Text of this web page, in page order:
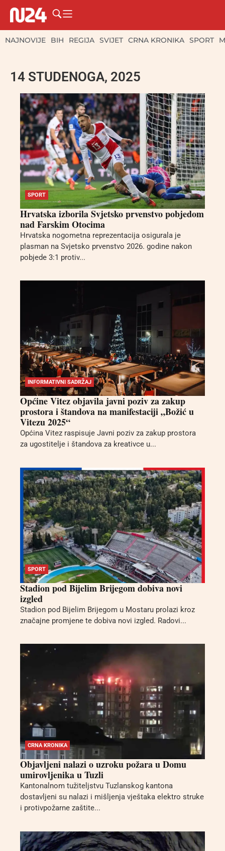
NAJNOVIJE BIH REGIJA SVIJET CRNA KRONIKA SPORT
14 STUDENOGA, 2025
SPORT
Hrvatska izborila Svjetsko prvenstvo pobjedom
nad Farskim Otocima
Hrvatska nogometna reprezentacija osigurala je
plasman na Svjetsko prvenstvo 2026. godine nakon
pobjede 3:1 protiv...
INFORMATIVNI SADRŽAJ
Općine Vitez objavila javni poziv za zakup
prostora i štandova na manifestaciji „Božić u
Vitezu 2025“
Općina Vitez raspisuje Javni poziv za zakup prostora
za ugostitelje i štandova za kreativce u...
SPORT
Stadion pod Bijelim Brijegom dobiva novi
izgled
Stadion pod Bijelim Brijegom u Mostaru prolazi kroz
značajne promjene te dobiva novi izgled. Radovi...
CRNA KRONIKA
Objavljeni nalazi o uzroku požara u Domu
umirovljenika u Tuzli
Kantonalnom tužiteljstvu Tuzlanskog kantona
dostavljeni su nalazi i mišljenja vještaka elektro struke
i protivpožarne zaštite...